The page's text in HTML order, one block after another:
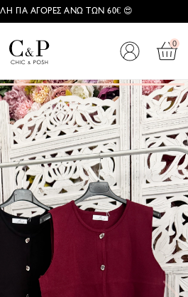
ΓΙΑ ΑΓΟΡΕΣ ΑΝΩ ΤΩΝ 60€ 😍
0